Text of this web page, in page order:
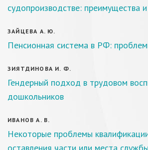
судопроизводстве: преимущества
ЗАЙЦЕВА А. Ю.
Пенсионная система в РФ:
ЗИЯТДИНОВА И. Ф.
Гендерный подход в трудовом
дошкольников
ИВАНОВ А. В.
Некоторые проблемы